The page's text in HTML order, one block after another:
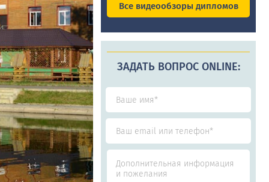
Все видеообзоры дипломов
ЗАДАТЬ ВОПРОС ONLINE: